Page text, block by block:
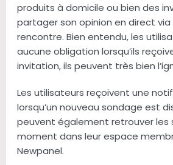
produits à domicile ou bien des
partager son opinion en direct
rencontre. Bien entendu, les
aucune obligation lorsqu’ils
invitation, ils peuvent très bien
Les utilisateurs reçoivent une
lorsqu’un nouveau sondage est
peuvent également retrouver les
moment dans leur espace
Newpanel.